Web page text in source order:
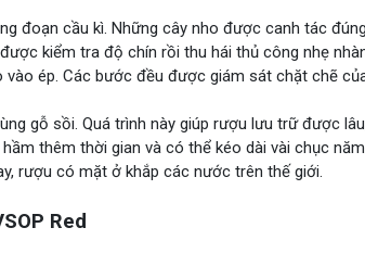
đoạn cầu kì. Những cây nho được canh tác
kiểm tra độ chín rồi thu hái thủ công nhẹ
ép. Các bước đều được giám sát chặt chẽ
gỗ sồi. Quá trình này giúp rượu lưu trữ được
thêm thời gian và có thể kéo dài vài chục
rượu có mặt ở khắp các nước trên thế giới.
Red